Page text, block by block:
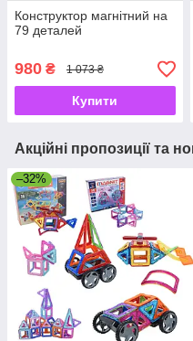
Конструктор магнітний на
79 деталей
980 ₴ 1 073 ₴
Купити
Акційні пропозиції та
–32%